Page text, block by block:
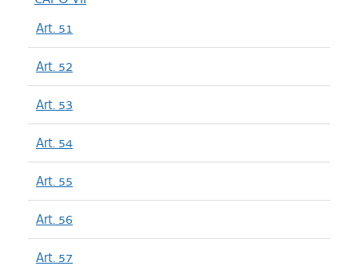
Art. 51
Art. 52
Art. 53
Art. 54
Art. 55
Art. 56
Art. 57